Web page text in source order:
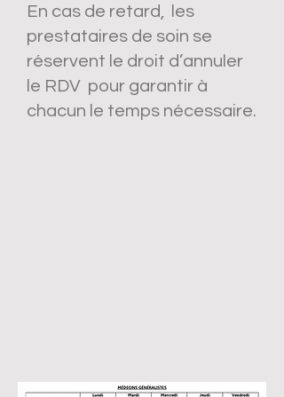
En cas de retard, les
prestataires de soin se
réservent le droit d’annuler
le RDV pour garantir à
chacun le temps nécessaire.